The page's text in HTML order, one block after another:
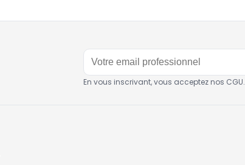
En vous inscrivant, vous acceptez nos CGU.